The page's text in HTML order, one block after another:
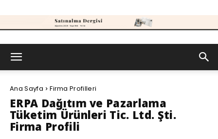
Ana Sayfa Firma Profilleri
ERPA Dağıtım ve Pazarlama
Tüketim Ürünleri Tic. Ltd. Şti.
Firma Profili